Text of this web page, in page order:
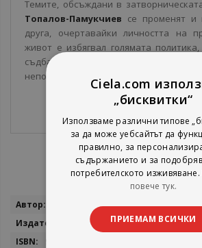
Темите, обсъждани в
Топалов-Памукчиев се променят и
друга, очертавайки личността на
живот е избягвал голямата
съдбата се захваща с нея във
неподходящия момент.
Повече
Михаил Топалов-Памукчиев
Skyprint
Ciela.com
„бисквитки“
Използваме различни типове
за да може уебсайтът да
правилно, за
съдържанието и за
потребителското изживяване.
повече тук.
ПРИЕМАМ ВСИЧКИ